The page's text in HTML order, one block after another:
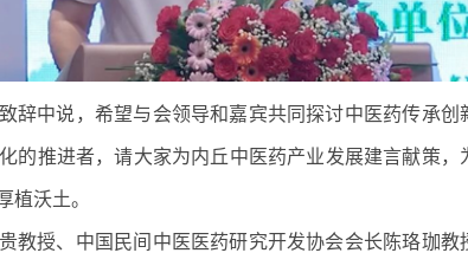
辞中说，希望与会领导和嘉宾共同探讨中医药传承
的推进者，请大家为内丘中医药产业发展建言献策
植沃土。
教授、中国民间中医医药研究开发协会会长陈珞珈